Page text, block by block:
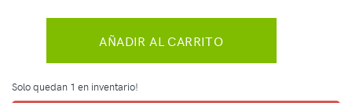
AÑADIR AL CARRITO
Solo quedan 1 en inventario!